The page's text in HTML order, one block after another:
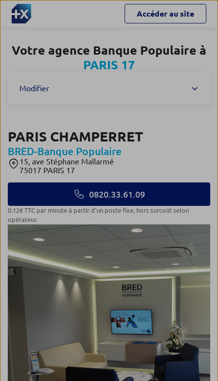
Accéder au site
Votre agence Banque Populaire à
PARIS 17
Modifier
PARIS CHAMPERRET
BRED-Banque Populaire
15, ave Stéphane Mallarmé
75017 PARIS 17
0820.33.61.09
0.12€ TTC par minute à partir d'un poste fixe, hors surcoût selon
opérateur.